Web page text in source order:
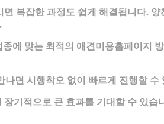
복잡한 과정도 쉽게 해결됩니다. 양
에 맞는 최적의 애견미용홈페이지
면 시행착오 없이 빠르게 진행할 수
기적으로 큰 효과를 기대할 수 있습